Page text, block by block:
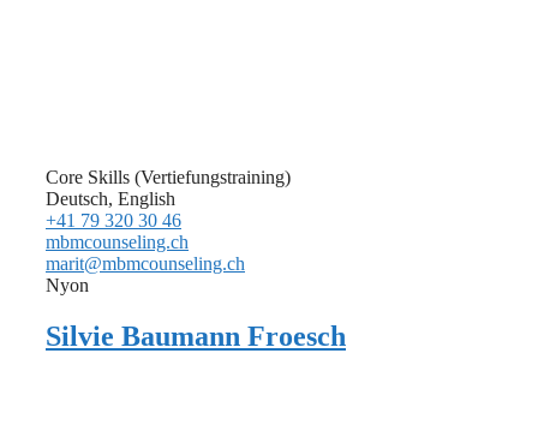
Core Skills (Vertiefungstraining)
Deutsch, English
+41 79 320 30 46
mbmcounseling.ch
marit@mbmcounseling.ch
Nyon
Silvie Baumann Froesch